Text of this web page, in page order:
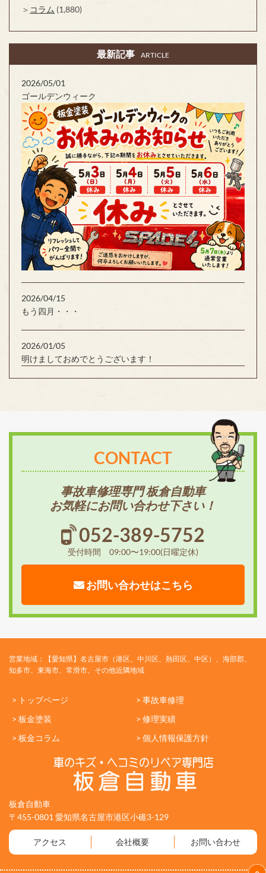
コラム (1,880)
最新記事 ARTICLE
2026/05/01
ゴールデンウィーク
2026/04/15
もう四月・・・
2026/01/05
明けましておめでとうございます！
CONTACT
事故車修理専門 板倉自動車
お気軽にお問い合わせ下さい！
052-389-5752
受付時間 09:00〜19:00(日曜定休)
お問い合わせはこちら
営業地域：【愛知県】名古屋市（港区、中川区、熱田区、中区）、海部郡、
知多市、東海市、常滑市、その他近隣地域
> トップページ
> 事故車修理
> 板金塗装
> 修理実績
> 板金コラム
> 個人情報保護方針
板倉自動車
〒455-0801 愛知県名古屋市港区小碓3-129
アクセス 会社概要 お問い合わせ